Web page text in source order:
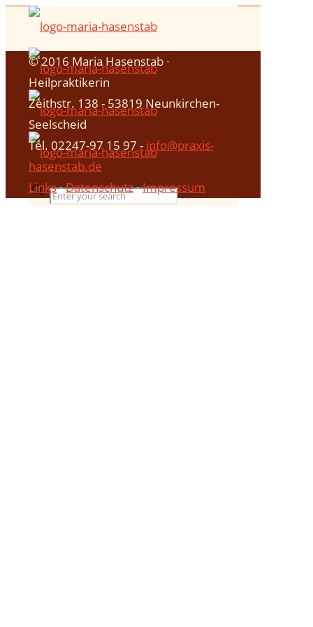
✕
© 2016 Maria Hasenstab ∙
Heilpraktikerin
Zeithstr. 138 - 53819 Neunkirchen-
Seelscheid
Tel. 02247-97 15 97 - info@praxis-
hasenstab.de
Links∙Datenschutz∙Impressum